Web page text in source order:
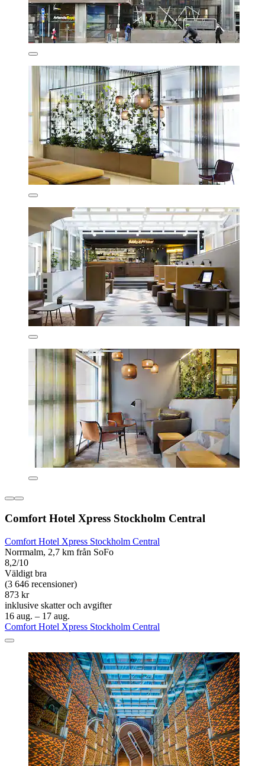
Comfort Hotel Xpress Stockholm Central
Comfort Hotel Xpress Stockholm Central
Norrmalm, 2,7 km från SoFo
8,2/10
Väldigt bra
(3 646 recensioner)
873 kr
inklusive skatter och avgifter
16 aug. – 17 aug.
Comfort Hotel Xpress Stockholm Central